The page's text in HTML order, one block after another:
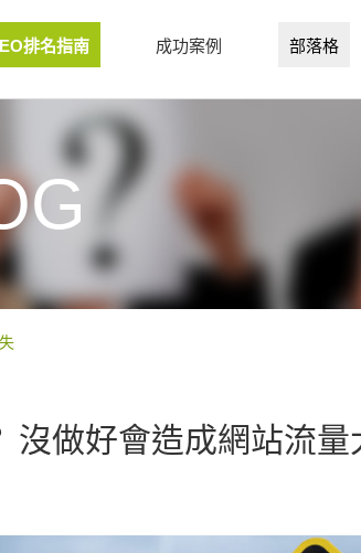
排名指南 成功案例 部落格
沒做好會造成網站流量